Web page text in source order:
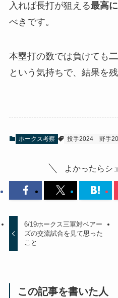
入れば長打が狙える最高
べきです。
本塁打の数では負けても
という気持ちで、結果を
ホークス考察 投手2024 野手
よかったらシ
6/19ホークス三軍対ベアー
ズの交流試合を見て思った
こと
この記事を書いた人